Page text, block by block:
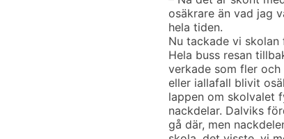
osäkrare än vad jag
hela tiden.
Nu tackade vi
Hela buss resan
verkade som fler
eller iallafall blivit
lappen om skolvalet
nackdelar. Dalviks
gå där, men